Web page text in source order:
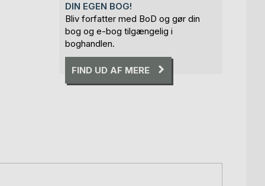
DIN EGEN BOG!
Bliv forfatter med BoD og gør din
bog og e-bog tilgængelig i
boghandlen.
FIND UD AF MERE